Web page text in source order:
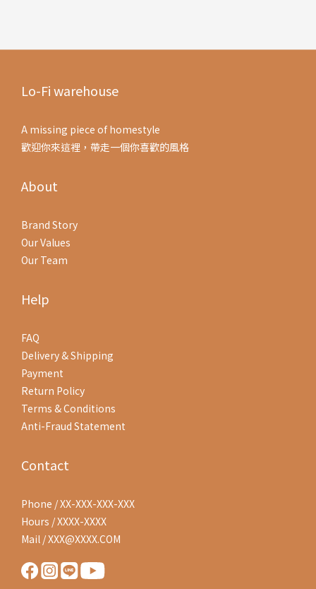
Lo-Fi warehouse
A missing piece of homestyle
歡迎你來這裡，帶走一個你喜歡的風格
About
Brand Story
Our Values
Our Team
Help
FAQ
Delivery & Shipping
Payment
Return Policy
Terms & Conditions
Anti-Fraud Statement
Contact
Phone / XX-XXX-XXX-XXX
Hours / XXXX-XXXX
Mail / XXX@XXXX.COM